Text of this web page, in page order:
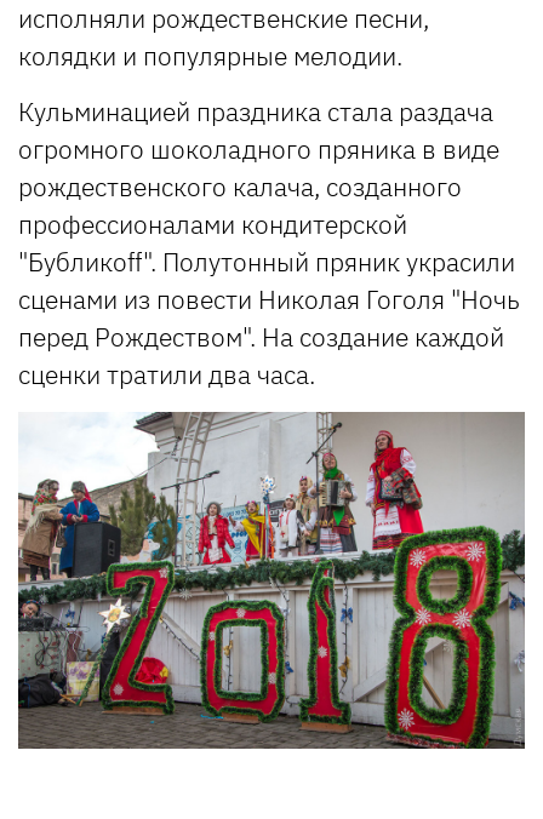
исполняли рождественские песни,
колядки и популярные мелодии.
Кульминацией праздника стала раздача
огромного шоколадного пряника в виде
рождественского калача, созданного
профессионалами кондитерской
"Бубликоff". Полутонный пряник украсили
сценами из повести Николая Гоголя "Ночь
перед Рождеством". На создание каждой
сценки тратили два часа.